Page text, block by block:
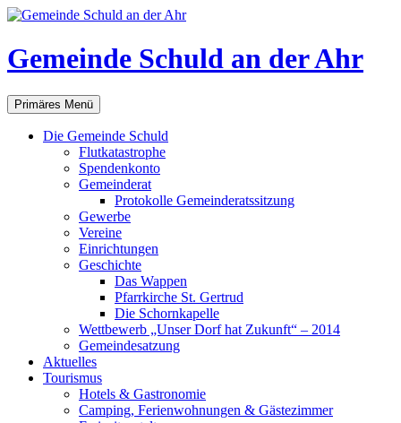
Gemeinde Schuld an der Ahr
Suchen
Primäres Menü Zum
Inhalt
springen
Die Gemeinde Schuld
Flutkatastrophe
Spendenkonto
Gemeinderat
Protokolle Gemeinderatssitzung
Gewerbe
Vereine
Einrichtungen
Geschichte
Das Wappen
Pfarrkirche St. Gertrud
Die Schornkapelle
Wettbewerb „Unser Dorf hat Zukunft“ – 2014
Gemeindesatzung
Aktuelles
Tourismus
Hotels & Gastronomie
Camping, Ferienwohnungen & Gästezimmer